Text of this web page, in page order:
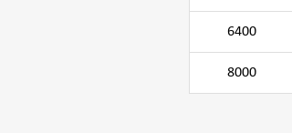
6400
8000